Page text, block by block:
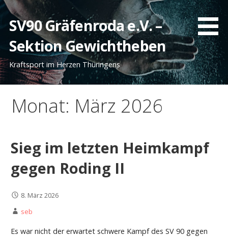
Zum
Inhalt
springen
SV90 Gräfenroda e.V. –
Sektion Gewichtheben
Kraftsport im Herzen Thüringens
Monat: März 2026
Sieg im letzten Heimkampf
gegen Roding II
8. März 2026
seb
Es war nicht der erwartet schwere Kampf des SV 90 gegen